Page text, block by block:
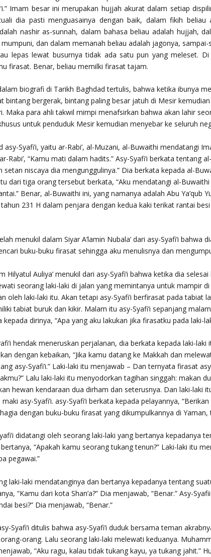
Imam besar ini merupakan hujjah akurat dalam setiap
dia pasti menguasainya dengan baik, dalam fikih beliau
nashir as-sunnah, dalam bahasa beliau adalah hujjah,
dan dalam memanah beliau adalah jagonya,
lepas lewat busurnya tidak ada satu pun yang meleset.
firasat. Benar, beliau memilki firasat tajam.
biografi di Tarikh Baghdad tertulis, bahwa ketika ibunya
bintang bergerak, bintang paling besar jatuh di Mesir
Maka para ahli takwil mimpi menafsirkan bahwa akan lahir
untuk penduduk Mesir kemudian menyebar ke seluruh
asy-Syafi’i, yaitu ar-Rabi’, al-Muzani, al-Buwaithi mendatangi
Rabi’, “Kamu mati dalam hadits.” Asy-Syafi’i berkata tentang
setan niscaya dia mengunggulinya.” Dia berkata kepada al-
dari tiga orang tersebut berkata, “Aku mendatangi al-
Benar, al-Buwaithi ini, yang namanya adalah Abu Ya’qub
231 H dalam penjara dengan kedua kaki terikat rantai
menukil dalam Siyar A’lamin Nubala’dari asy-Syafi’i bahwa
buku-buku firasat sehingga aku menulisnya dan
Hilyatul Auliya’menukil dari asy-Syafi’i bahwa ketika dia
seorang laki-laki di jalan yang memintanya untuk mampir di
oleh laki-laki itu. Akan tetapi asy-Syafi’i berfirasat pada tabiat
tabiat buruk dan kikir. Malam itu asy-Syafi’i sepanjang
dirinya, “Apa yang aku lakukan jika firasatku pada laki-
hendak meneruskan perjalanan, dia berkata kepada laki-laki
dengan kebaikan, “Jika kamu datang ke Makkah dan
asy-Syafi’i.” Laki-laki itu menjawab – Dan ternyata firasat
Lalu laki-laki itu menyodorkan tagihan singgah: makan
hewan kendaraan dua dirham dan seterusnya. Dan laki-laki
asy-Syafi’i. asy-Syafi’i berkata kepada pelayannya,
dengan buku-buku firasat yang dikumpulkannya di
didatangi oleh seorang laki-laki yang bertanya kepadanya
bertanya, “Apakah kamu seorang tukang tenun?” Laki-laki itu
pegawai.”
laki-laki mendatanginya dan bertanya kepadanya tentang
“Kamu dari kota Shan’a?” Dia menjawab, “Benar.” Asy-
besi?” Dia menjawab, “Benar.”
Syafi’i ditulis bahwa asy-Syafi’i duduk bersama teman
orang. Lalu seorang laki-laki melewati keduanya.
“Aku ragu, kalau tidak tukang kayu, ya tukang jahit.”